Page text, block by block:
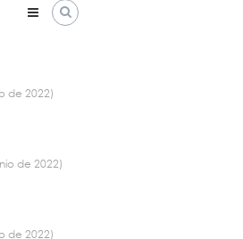
de 2022)
de 2022)
de 2022)